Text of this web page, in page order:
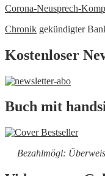
Corona-Neusprech-
Chronik gekündigter
Kostenloser
Buch mit
Bezahlmögl: